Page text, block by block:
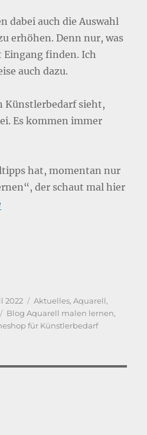
dabei auch die Auswahl
erhöhen. Denn nur, was
finden. Ich
auch dazu.
Künstlerbedarf sieht,
Es kommen immer
hat, momentan nur
der schaut mal hier
2022 Kategorien
Aktuelles,Aquarell,
Schlagwörter
Blog Aquarell malen lernen,
für Künstlerbedarf